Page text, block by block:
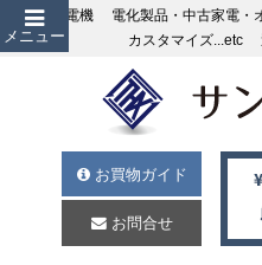
メニュー
サンクス電機 電化製品・中古家電・
カスタマイズ...etc
お買物ガイド
お問合せ